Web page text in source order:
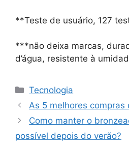
**Teste de usuário, 127
***não deixa marcas,
d’água, resistente à
Categorias
Tecnologia
As 5 melhores compras
Como manter o
possível depois do verão?